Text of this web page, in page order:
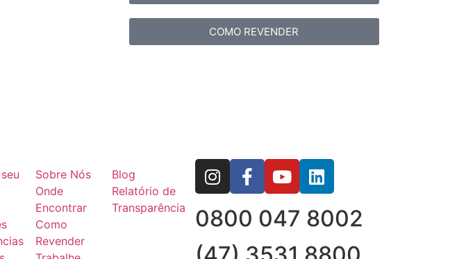
COMO REVENDER
Sobre Nós
Onde
Encontrar
Como
Revender
Blog
Relatório de
Transparência
0800 047 8002